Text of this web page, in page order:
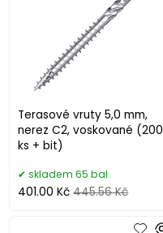
Terasové vruty 5,0 mm,
nerez C2, voskované (200
ks + bit)
skladem 65 bal.
401.00 Kč 445.56 Kč